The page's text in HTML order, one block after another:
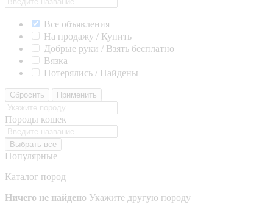
Все объявления
На продажу / Купить
Добрые руки / Взять бесплатно
Вязка
Потерялись / Найдены
Сбросить Применить
Породы кошек
Выбрать все
Популярные
Каталог пород
Ничего не найдено Укажите другую породу